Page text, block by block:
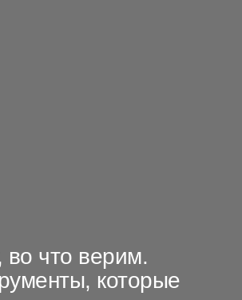
во что верим.
которые
открытых